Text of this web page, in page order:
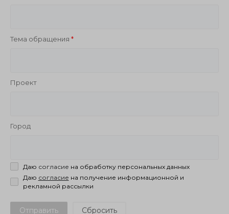
Тема обращения
Проект
Город
Даю согласие на обработку персональных данных
Даю согласие на получение информационной и
рекламной рассылки
Отправить